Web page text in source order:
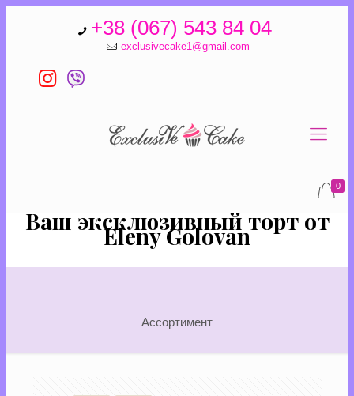
+38 (067) 543 84 04
exclusivecake1@gmail.com
0
Ваш эксклюзивный торт от
Eleny Golovan
Ассортимент